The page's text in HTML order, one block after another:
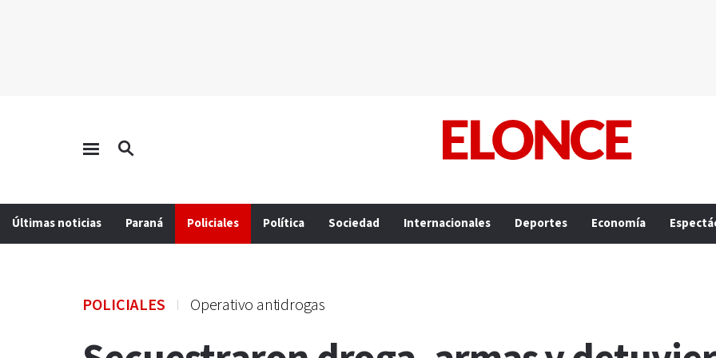
Últimas noticias Paraná Policiales Política Sociedad Internacionales Deportes Economía
POLICIALES Operativo antidrogas